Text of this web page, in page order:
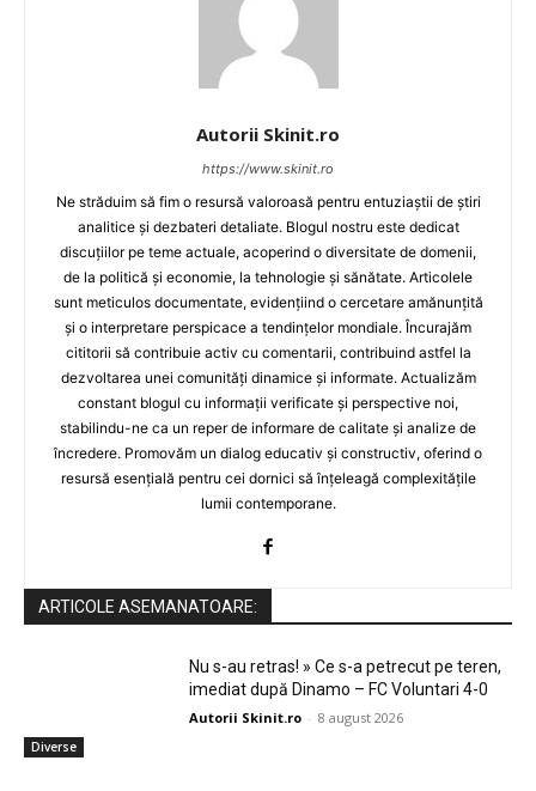
Autorii Skinit.ro
https://www.skinit.ro
Ne străduim să fim o resursă valoroasă pentru entuziaștii de știri
analitice și dezbateri detaliate. Blogul nostru este dedicat
discuțiilor pe teme actuale, acoperind o diversitate de domenii,
de la politică și economie, la tehnologie și sănătate. Articolele
sunt meticulos documentate, evidențiind o cercetare amănunțită
și o interpretare perspicace a tendințelor mondiale. Încurajăm
cititorii să contribuie activ cu comentarii, contribuind astfel la
dezvoltarea unei comunități dinamice și informate. Actualizăm
constant blogul cu informații verificate și perspective noi,
stabilindu-ne ca un reper de informare de calitate și analize de
încredere. Promovăm un dialog educativ și constructiv, oferind o
resursă esențială pentru cei dornici să înțeleagă complexitățile
lumii contemporane.
ARTICOLE ASEMANATOARE:
Diverse
Nu s-au retras! » Ce s-a petrecut pe teren,
imediat după Dinamo – FC Voluntari 4-0
Autorii Skinit.ro - 8 august 2026